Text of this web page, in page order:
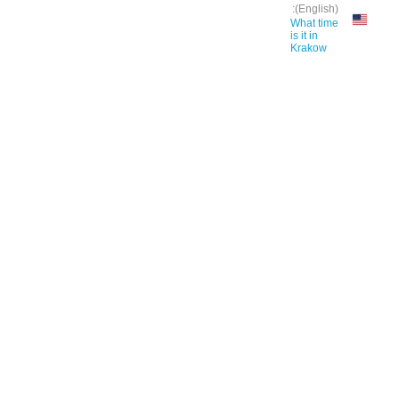
(English):
What time
is it in
Krakow